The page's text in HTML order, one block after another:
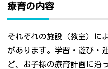
療育の内容
それぞれの施設（教室）に
があります。学習・遊び・
ど、お子様の療育計画に沿